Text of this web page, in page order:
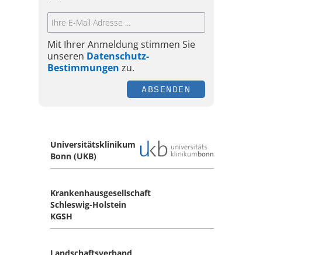
Mit Ihrer Anmeldung stimmen Sie
unseren Datenschutz-
Bestimmungen zu.
ABSENDEN
Universitätsklinikum
Bonn (UKB)
Krankenhausgesellschaft
Schleswig-Holstein
KGSH